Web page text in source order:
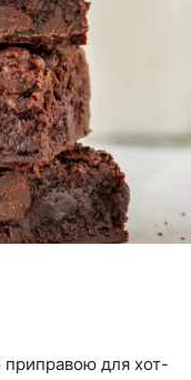
приправою для хот-